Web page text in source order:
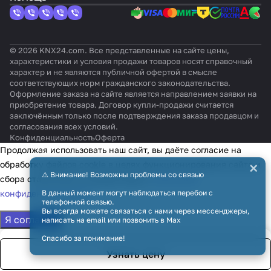
Узнать цену
© 2026 KNX24.com. Все представленные на сайте цены,
характеристики и условия продажи товаров носят справочный
характер и не являются публичной офертой в смысле
соответствующих норм гражданского законодательства.
Оформление заказа на сайте является направлением заявки на
приобретение товара. Договор купли-продажи считается
заключённым только после подтверждения заказа продавцом и
согласования всех условий.
КонфиденциальностьОферта
⚠️ Внимание! Возможны проблемы со связью
В данный момент могут наблюдаться перебои с
телефонной связью.
Вы всегда можете связаться с нами через мессенджеры,
написать на email или позвонить в Max
Спасибо за понимание!
×
Продолжая использовать наш сайт, вы даёте согласие на
обработку файлов cookie в целях функционирования сайта и
сбора статистики в соответствии сполитикой
конфиденциальности
Я согласен